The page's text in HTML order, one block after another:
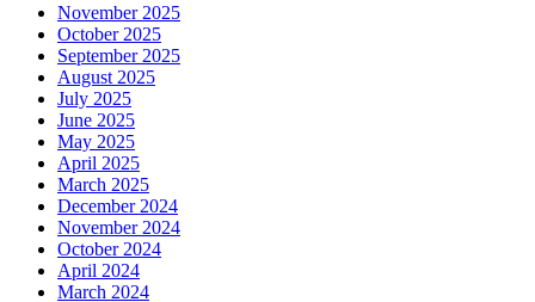
November 2025
October 2025
September 2025
August 2025
July 2025
June 2025
May 2025
April 2025
March 2025
December 2024
November 2024
October 2024
April 2024
March 2024